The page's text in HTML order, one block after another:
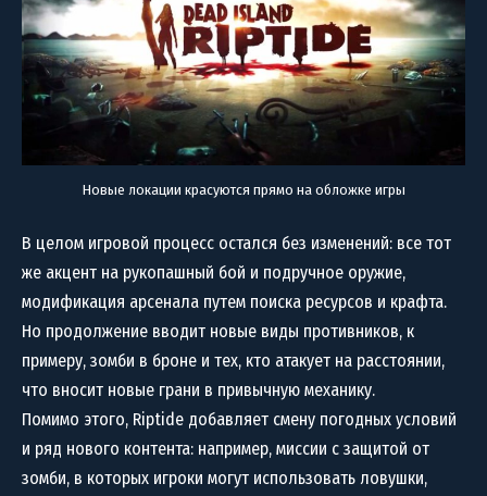
Новые локации красуются прямо на обложке игры
В целом игровой процесс остался без изменений: все тот
же акцент на рукопашный бой и подручное оружие,
модификация арсенала путем поиска ресурсов и крафта.
Но продолжение вводит новые виды противников, к
примеру, зомби в броне и тех, кто атакует на расстоянии,
что вносит новые грани в привычную механику.
Помимо этого, Riptide добавляет смену погодных условий
и ряд нового контента: например, миссии с защитой от
зомби, в которых игроки могут использовать ловушки,